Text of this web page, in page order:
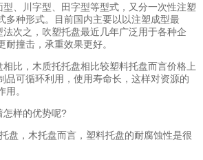
型、川字型、田字型等型式，又分一次性注塑
多种形式。目前国内主要以以注塑成型最
次之，吹塑托盘最近几年广泛用于各种企
撞击，承重效果更好。
比，木质托托盘相比较塑料托盘而言价格上
品可循环利用，使用寿命长，这样对资源的
。
怎样的优势呢?
盘，木托盘而言，塑料托盘的耐腐蚀性是很